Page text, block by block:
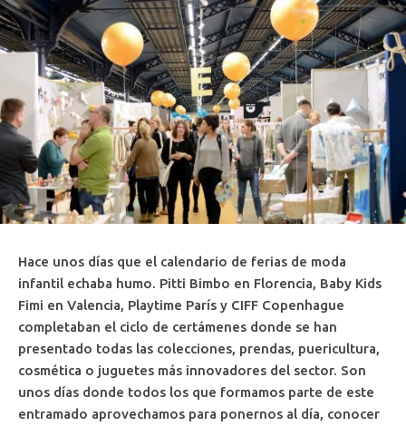
Hace unos días que el calendario de ferias de moda
infantil echaba humo. Pitti Bimbo en Florencia, Baby Kids
Fimi en Valencia, Playtime París y CIFF Copenhague
completaban el ciclo de certámenes donde se han
presentado todas las colecciones, prendas, puericultura,
cosmética o juguetes más innovadores del sector. Son
unos días donde todos los que formamos parte de este
entramado aprovechamos para ponernos al día, conocer